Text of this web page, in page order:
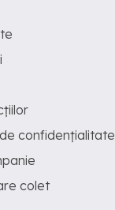
confidențialitate
colet